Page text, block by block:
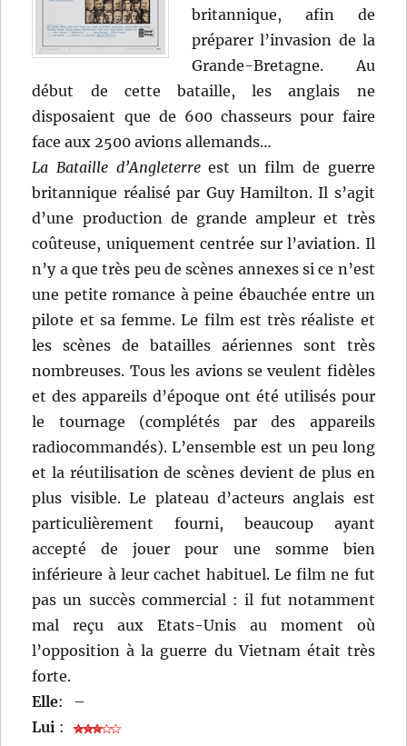
britannique, afin de
préparer l’invasion de la
Grande-Bretagne. Au
début de cette bataille, les anglais ne
disposaient que de 600 chasseurs pour faire
face aux 2500 avions allemands…
La Bataille d’Angleterreest un film de guerre
britannique réalisé par Guy Hamilton. Il s’agit
d’une production de grande ampleur et très
coûteuse, uniquement centrée sur l’aviation. Il
n’y a que très peu de scènes annexes si ce n’est
une petite romance à peine ébauchée entre un
pilote et sa femme. Le film est très réaliste et
les scènes de batailles aériennes sont très
nombreuses. Tous les avions se veulent fidèles
et des appareils d’époque ont été utilisés pour
le tournage (complétés par des appareils
radiocommandés). L’ensemble est un peu long
et la réutilisation de scènes devient de plus en
plus visible. Le plateau d’acteurs anglais est
particulièrement fourni, beaucoup ayant
accepté de jouer pour une somme bien
inférieure à leur cachet habituel. Le film ne fut
pas un succès commercial : il fut notamment
mal reçu aux Etats-Unis au moment où
l’opposition à la guerre du Vietnam était très
forte.
Elle:
–
Lui :